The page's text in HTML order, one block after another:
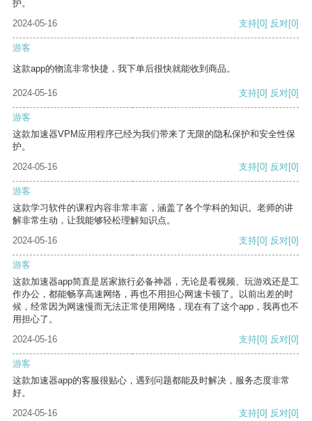
护。
2024-05-16
支持[0] 反对[0]
游客
这款app的物流非常快捷，我下单后很快就能收到商品。
2024-05-16 支持[0] 反对[0]
游客
这款加速器VPM应用程序已经为我们带来了无限的隐私保护和安全性保
护。
2024-05-16
支持[0] 反对[0]
游客
这款学习软件的课程内容非常丰富，涵盖了各个学科的知识。老师的讲
解非常生动，让我能够轻松理解知识点。
2024-05-16
支持[0] 反对[0]
游客
这款加速器app简直是居家旅行必备神器，无论是看视频、玩游戏还是工
作办公，都能畅享高速网络，再也不用担心网速卡顿了。以前出差的时
候，经常因为网速慢而无法正常使用网络，现在有了这个app，我再也不
用担心了。
2024-05-16
支持[0] 反对[0]
游客
这款加速器app的客服很贴心，遇到问题都能及时解决，服务态度非常
好。
2024-05-16
支持[0] 反对[0]